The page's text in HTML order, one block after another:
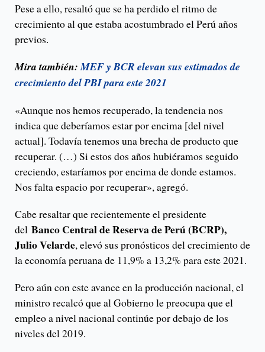
Pese a ello, resaltó que se ha perdido el ritmo de
crecimiento al que estaba acostumbrado el Perú años
previos.
Mira también:MEF y BCR elevan sus estimados de
crecimiento del PBI para este 2021
«Aunque nos hemos recuperado, la tendencia nos
indica que deberíamos estar por encima [del nivel
actual]. Todavía tenemos una brecha de producto que
recuperar. (…) Si estos dos años hubiéramos seguido
creciendo, estaríamos por encima de donde estamos.
Nos falta espacio por recuperar», agregó.
Cabe resaltar que recientemente el presidente
del Banco Central de Reserva de Perú (BCRP),
Julio Velarde, elevó sus pronósticos del crecimiento de
la economía peruana de 11,9% a 13,2% para este 2021.
Pero aún con este avance en la producción nacional, el
ministro recalcó que al Gobierno le preocupa que el
empleo a nivel nacional continúe por debajo de los
niveles del 2019.